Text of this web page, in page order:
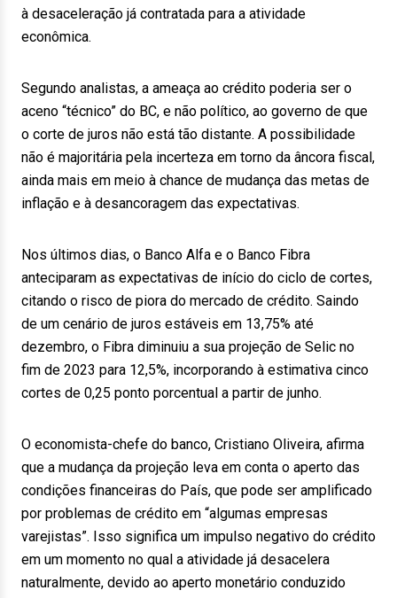
à desaceleração já contratada para a atividade
econômica.
Segundo analistas, a ameaça ao crédito poderia ser o
aceno “técnico” do BC, e não político, ao governo de que
o corte de juros não está tão distante. A possibilidade
não é majoritária pela incerteza em torno da âncora fiscal,
ainda mais em meio à chance de mudança das metas de
inflação e à desancoragem das expectativas.
Nos últimos dias, o Banco Alfa e o Banco Fibra
anteciparam as expectativas de início do ciclo de cortes,
citando o risco de piora do mercado de crédito. Saindo
de um cenário de juros estáveis em 13,75% até
dezembro, o Fibra diminuiu a sua projeção de Selic no
fim de 2023 para 12,5%, incorporando à estimativa cinco
cortes de 0,25 ponto porcentual a partir de junho.
O economista-chefe do banco, Cristiano Oliveira, afirma
que a mudança da projeção leva em conta o aperto das
condições financeiras do País, que pode ser amplificado
por problemas de crédito em “algumas empresas
varejistas”. Isso significa um impulso negativo do crédito
em um momento no qual a atividade já desacelera
naturalmente, devido ao aperto monetário conduzido